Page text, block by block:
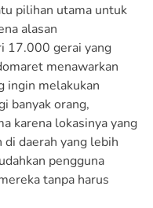
pilihan utama untuk
alasan
17.000 gerai yang
menawarkan
ingin melakukan
banyak orang,
karena lokasinya yang
di daerah yang lebih
pengguna
tanpa harus